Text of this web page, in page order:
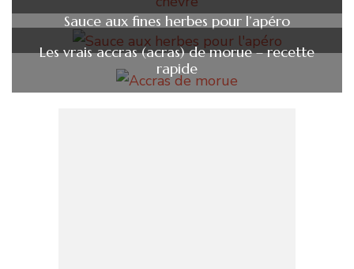
Sauce aux fines herbes pour l’apéro
Les vrais accras (acras) de morue – recette
rapide